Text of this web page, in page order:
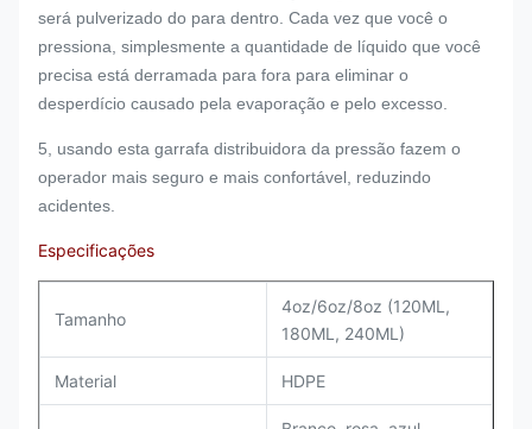
será pulverizado do para dentro. Cada vez que você o
pressiona, simplesmente a quantidade de líquido que você
precisa está derramada para fora para eliminar o
desperdício causado pela evaporação e pelo excesso.
5, usando esta garrafa distribuidora da pressão fazem o
operador mais seguro e mais confortável, reduzindo
acidentes.
Especificações
Tamanho
4oz/6oz/8oz (120ML,
180ML, 240ML)
Material HDPE